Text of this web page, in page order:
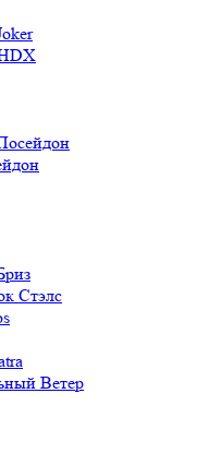
Стэлс
Ветер